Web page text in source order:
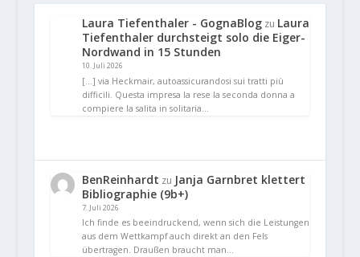
Laura Tiefenthaler - GognaBlogzu Laura
Tiefenthaler durchsteigt solo die Eiger-
Nordwand in 15 Stunden
10. Juli 2026
[…] via Heckmair, autoassicurandosi sui tratti più
difficili. Questa impresa la rese la seconda donna a
compiere la salita in solitaria…
BenReinhardt zu Janja Garnbret klettert
Bibliographie (9b+)
7. Juli 2026
Ich finde es beeindruckend, wenn sich die Leistungen
aus dem Wettkampf auch direkt an den Fels
übertragen. Draußen braucht man…